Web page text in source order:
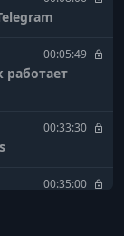
00:05:49
работает
00:33:30
00:35:00